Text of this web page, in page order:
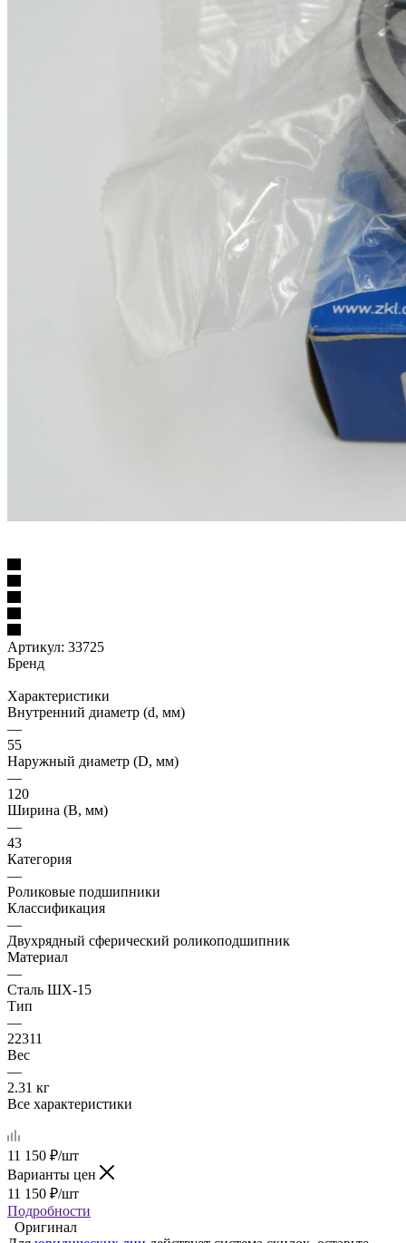
Артикул: 33725
Бренд
Характеристики
Внутренний диаметр (d, мм)
—
55
Наружный диаметр (D, мм)
—
120
Ширина (B, мм)
—
43
Категория
—
Роликовые подшипники
Классификация
—
Двухрядный сферический роликоподшипник
Материал
—
Сталь ШХ-15
Тип
—
22311
Вес
—
2.31 кг
Все характеристики
11 150 ₽/шт
Варианты цен
11 150 ₽/шт
Подробности
Оригинал